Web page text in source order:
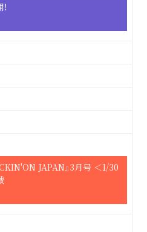
JAPAN』3月号 ＜1/30